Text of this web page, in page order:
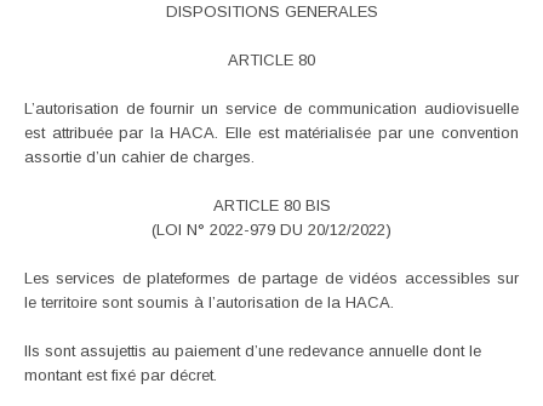
DISPOSITIONS GENERALES
ARTICLE 80
L’autorisation de fournir un service de communication audiovisuelle
est attribuée par la HACA. Elle est matérialisée par une convention
assortie d’un cahier de charges.
ARTICLE 80 BIS
(LOI N° 2022-979 DU 20/12/2022)
Les services de plateformes de partage de vidéos accessibles sur
le territoire sont soumis à l’autorisation de la HACA.
Ils sont assujettis au paiement d’une redevance annuelle dont le
montant est fixé par décret.